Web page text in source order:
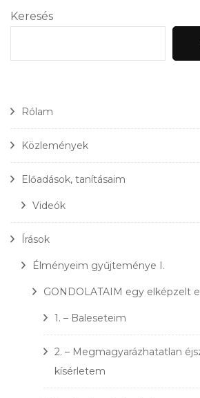
Keresés
Rólam
Közlemények
Előadások, tanításaim
Videók
Írások
Élményeim gyűjteménye I.
GONDOLATAIM egy elképzelt
1. – Baleseteim
2. – Megmagyarázhatatlan
kísérletem